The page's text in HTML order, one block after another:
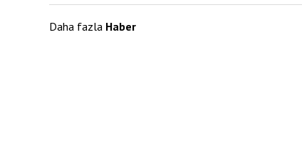
Daha fazla Haber